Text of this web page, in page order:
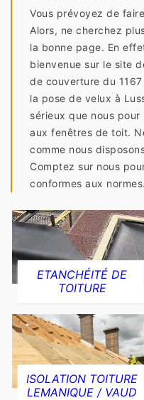
Vous prévoyez de
Alors, ne cherchez
la bonne page. En
bienvenue sur le site
de couverture du
la pose de velux à
sérieux que nous
aux fenêtres de toit.
comme nous
Comptez sur nous
conformes aux normes.
ETANCHÉITÉ DE
TOITURE
ISOLATION TOITURE
LEMANIQUE / VAUD